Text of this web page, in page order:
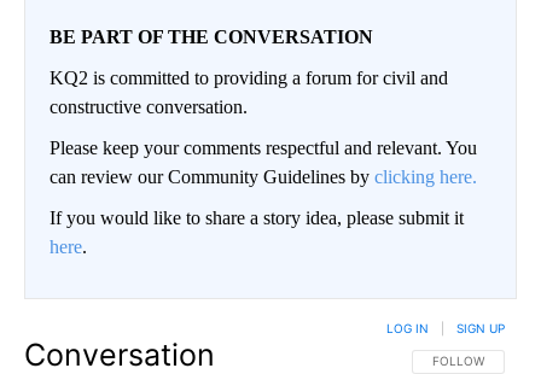
BE PART OF THE CONVERSATION
KQ2 is committed to providing a forum for civil and
constructive conversation.
Please keep your comments respectful and relevant. You
can review our Community Guidelines by clicking here.
If you would like to share a story idea, please submit it
here.
Conversation FOLLOW THIS
FOLLOW
LOG IN SIGN UP